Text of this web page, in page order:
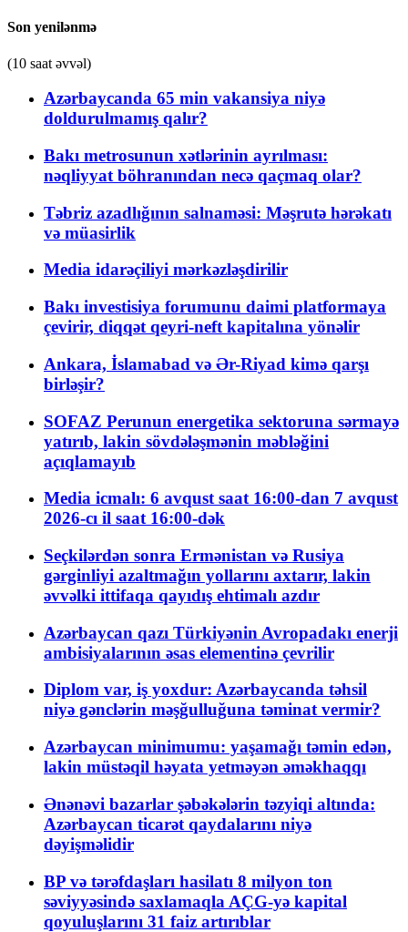
Son yenilənmə
(10 saat əvvəl)
Azərbaycanda 65 min vakansiya niyə
doldurulmamış qalır?
Bakı metrosunun xətlərinin ayrılması:
nəqliyyat böhranından necə qaçmaq olar?
Təbriz azadlığının salnaməsi: Məşrutə hərəkatı
və müasirlik
Media idarəçiliyi mərkəzləşdirilir
Bakı investisiya forumunu daimi platformaya
çevirir, diqqət qeyri-neft kapitalına yönəlir
Ankara, İslamabad və Ər-Riyad kimə qarşı
birləşir?
SOFAZ Perunun energetika sektoruna sərmayə
yatırıb, lakin sövdələşmənin məbləğini
açıqlamayıb
Media icmalı: 6 avqust saat 16:00-dan 7 avqust
2026-cı il saat 16:00-dək
Seçkilərdən sonra Ermənistan və Rusiya
gərginliyi azaltmağın yollarını axtarır, lakin
əvvəlki ittifaqa qayıdış ehtimalı azdır
Azərbaycan qazı Türkiyənin Avropadakı enerji
ambisiyalarının əsas elementinə çevrilir
Diplom var, iş yoxdur: Azərbaycanda təhsil
niyə gənclərin məşğulluğuna təminat vermir?
Azərbaycan minimumu: yaşamağı təmin edən,
lakin müstəqil həyata yetməyən əməkhaqqı
Ənənəvi bazarlar şəbəkələrin təzyiqi altında:
Azərbaycan ticarət qaydalarını niyə
dəyişməlidir
BP və tərəfdaşları hasilatı 8 milyon ton
səviyyəsində saxlamaqla AÇG-yə kapital
qoyuluşlarını 31 faiz artırıblar